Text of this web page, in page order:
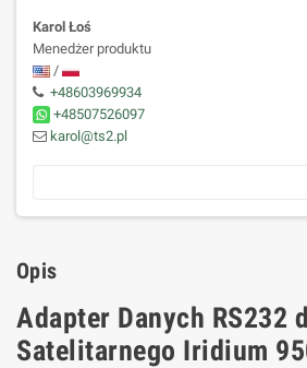
Karol Łoś
Menedżer produktu
/
+48603969934
+48507526097
karol@ts2.pl
Opis
Adapter Danych RS232
Satelitarnego Iridium